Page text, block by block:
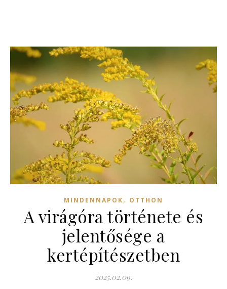
MINDENNAPOK, OTTHON
A virágóra története és
jelentősége a
kertépítészetben
2025.02.09.